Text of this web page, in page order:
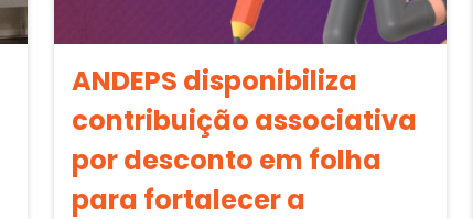
ANDEPS disponibiliza
contribuição associativa
por desconto em folha
para fortalecer a